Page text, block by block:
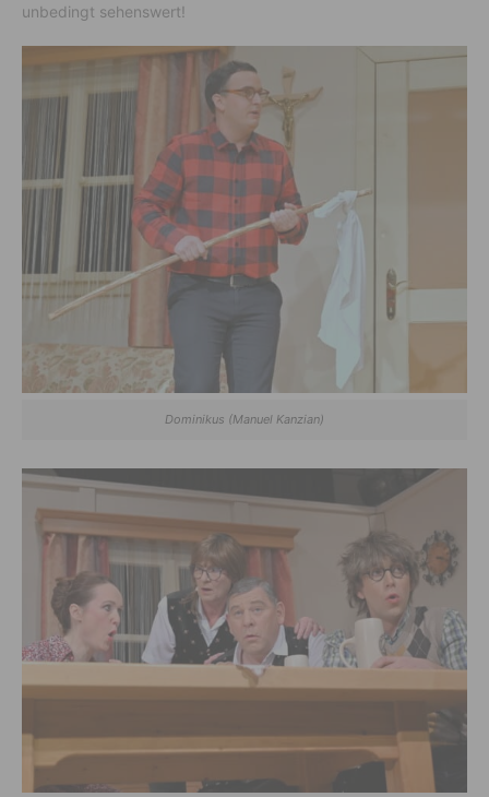
unbedingt sehenswert!
Dominikus (Manuel Kanzian)